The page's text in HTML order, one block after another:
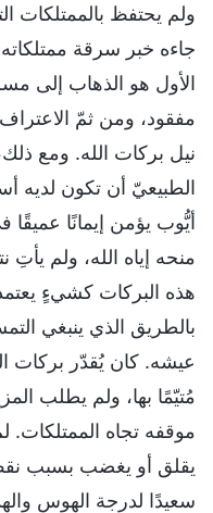
ولم يحتفظ بالممتلكات
جاءه خبر سرقة
الأول هو الذهاب إلى
مفقود، ومن ثمّ
نيل بركات الله. ومع
الطبيعيّ أن تكون لديه
أيُّوب يؤمن إيمانًا
منحه إياه الله، ولم يأتِ
هذه البركات كشيءٍ
بالطريق الذي ينبغي
عيشه. كان يُقدّر بركات
مُتيّمًا بها، ولم يطلب
موقفه تجاه الممتلكات.
يقلق أو يغضب بسبب
سعيدًا لدرجة الهوس